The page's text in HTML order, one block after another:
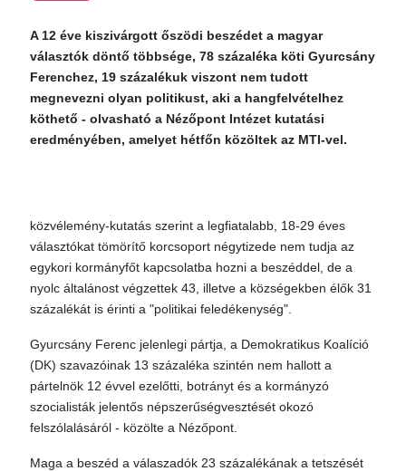
A 12 éve kiszivárgott őszödi beszédet a magyar
választók döntő többsége, 78 százaléka köti Gyurcsány
Ferenchez, 19 százalékuk viszont nem tudott
megnevezni olyan politikust, aki a hangfelvételhez
köthető - olvasható a Nézőpont Intézet kutatási
eredményében, amelyet hétfőn közöltek az MTI-vel.
közvélemény-kutatás szerint a legfiatalabb, 18-29 éves
választókat tömörítő korcsoport négytizede nem tudja az
egykori kormányfőt kapcsolatba hozni a beszéddel, de a
nyolc általánost végzettek 43, illetve a községekben élők 31
százalékát is érinti a "politikai feledékenység".
Gyurcsány Ferenc jelenlegi pártja, a Demokratikus Koalíció
(DK) szavazóinak 13 százaléka szintén nem hallott a
pártelnök 12 évvel ezelőtti, botrányt és a kormányzó
szocialisták jelentős népszerűségvesztését okozó
felszólalásáról - közölte a Nézőpont.
Maga a beszéd a válaszadók 23 százalékának a tetszését